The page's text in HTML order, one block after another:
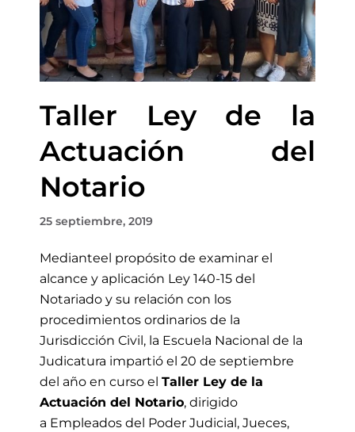
Taller Ley de la
Actuación del
Notario
25 septiembre, 2019
Medianteel propósito de examinar el
alcance y aplicación Ley 140-15 del
Notariado y su relación con los
procedimientos ordinarios de la
Jurisdicción Civil, la Escuela Nacional de la
Judicatura impartió el 20 de septiembre
del año en curso el Taller Ley de la
Actuación del Notario, dirigido
a Empleados del Poder Judicial, Jueces,